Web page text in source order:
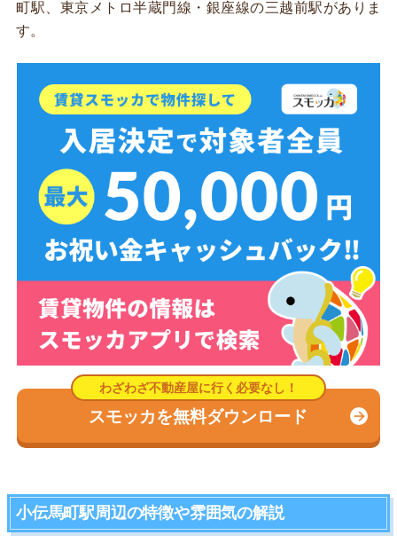
町駅、東京メトロ半蔵門線・銀座線の三越前駅がありま
す。
スモッカを無料ダウンロード
小伝馬町駅周辺の特徴や雰囲気の解説